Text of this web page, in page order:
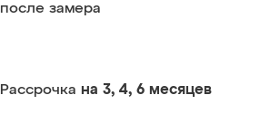
после замера
Рассрочка на 3, 4, 6 месяцев